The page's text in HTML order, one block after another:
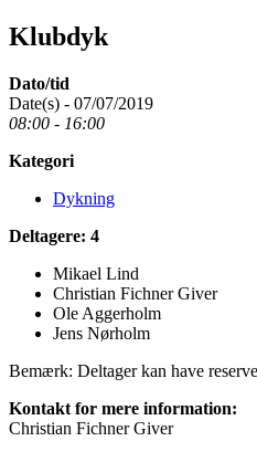
Klubdyk
Dato/tid
Date(s) - 07/07/2019
08:00 - 16:00
Kategori
Dykning
Deltagere: 4
Mikael Lind
Christian Fichner Giver
Ole Aggerholm
Jens Nørholm
Bemærk: Deltager kan have
Kontakt for mere information:
Christian Fichner Giver